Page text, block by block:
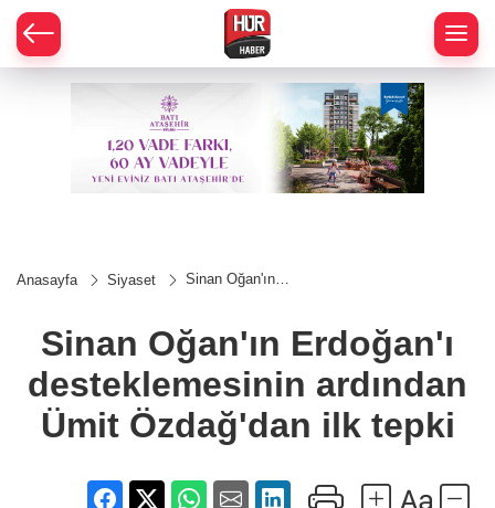
Anasayfa Siyaset
Sinan Oğan'ın
ardından Ümit
Özdağ'dan ilk
tepki
Sinan Oğan'ın Erdoğan'ı
desteklemesinin ardından
Ümit Özdağ'dan ilk tepki